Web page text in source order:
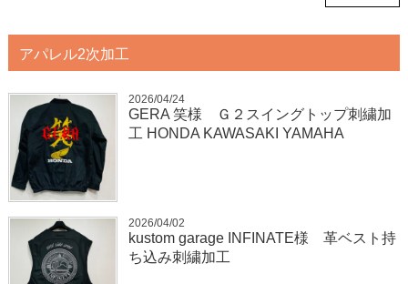
アパレル2次加工
2026/04/24
GERA 笑様 Ｇ２スイングトップ刺繍加
工 HONDA KAWASAKI YAMAHA
2026/04/02
kustom garage INFINATE様 革ベスト持
ち込み刺繍加工